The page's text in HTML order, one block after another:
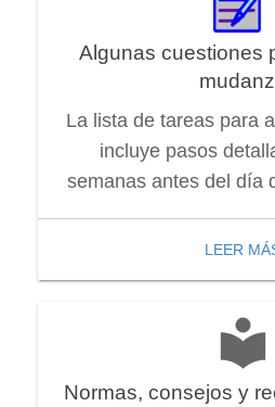
Algunas cuestiones
La lista de tareas para
incluye pasos
semanas antes del día
LEER
Normas, consejos y